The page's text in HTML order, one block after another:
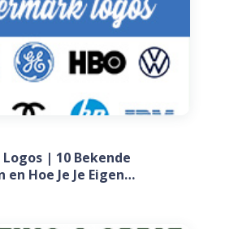
| 10 Bekende
Hoe Je Je Eigen